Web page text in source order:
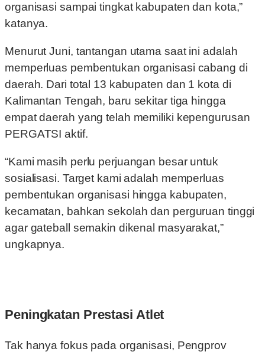
organisasi sampai tingkat kabupaten dan kota,”
katanya.
Menurut Juni, tantangan utama saat ini adalah
memperluas pembentukan organisasi cabang di
daerah. Dari total 13 kabupaten dan 1 kota di
Kalimantan Tengah, baru sekitar tiga hingga
empat daerah yang telah memiliki kepengurusan
PERGATSI aktif.
“Kami masih perlu perjuangan besar untuk
sosialisasi. Target kami adalah memperluas
pembentukan organisasi hingga kabupaten,
kecamatan, bahkan sekolah dan perguruan tinggi
agar gateball semakin dikenal masyarakat,”
ungkapnya.
Peningkatan Prestasi Atlet
Tak hanya fokus pada organisasi, Pengprov